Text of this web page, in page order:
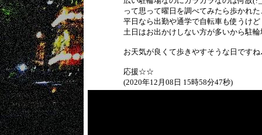
って思って曜日を調べてみたら歩かれ
平日なら出勤や通学で自転車も使うけど
土日はお出かけしない方が多いから駐
お天気が良くて歩きやすそうな日ですね
応援☆☆
(2020年12月08日 15時58分47秒)